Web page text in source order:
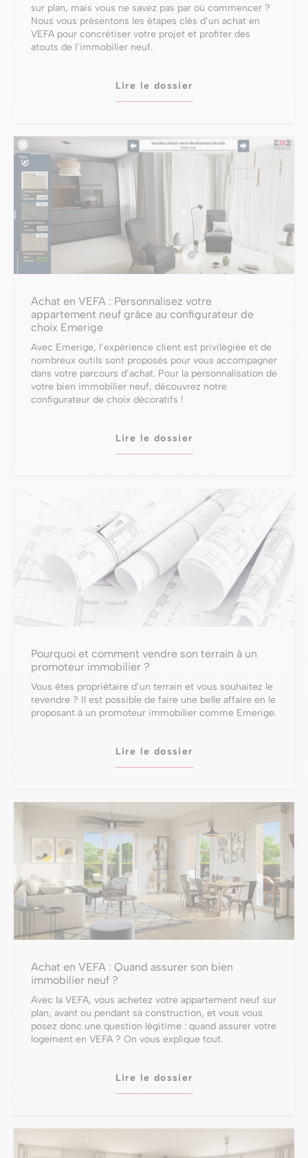
sur plan, mais vous ne savez pas par où commencer ?
Nous vous présentons les étapes clés d’un achat en
VEFA pour concrétiser votre projet et profiter des
atouts de l’immobilier neuf.
Lire le dossier
Achat en VEFA : Personnalisez votre
appartement neuf grâce au configurateur de
choix Emerige
Avec Emerige, l’expérience client est privilégiée et de
nombreux outils sont proposés pour vous accompagner
dans votre parcours d’achat. Pour la personnalisation de
votre bien immobilier neuf, découvrez notre
configurateur de choix décoratifs !
Lire le dossier
Pourquoi et comment vendre son terrain à un
promoteur immobilier ?
Vous êtes propriétaire d’un terrain et vous souhaitez le
revendre ? Il est possible de faire une belle affaire en le
proposant à un promoteur immobilier comme Emerige.
Lire le dossier
Achat en VEFA : Quand assurer son bien
immobilier neuf ?
Avec la VEFA, vous achetez votre appartement neuf sur
plan, avant ou pendant sa construction, et vous vous
posez donc une question légitime : quand assurer votre
logement en VEFA ? On vous explique tout.
Lire le dossier